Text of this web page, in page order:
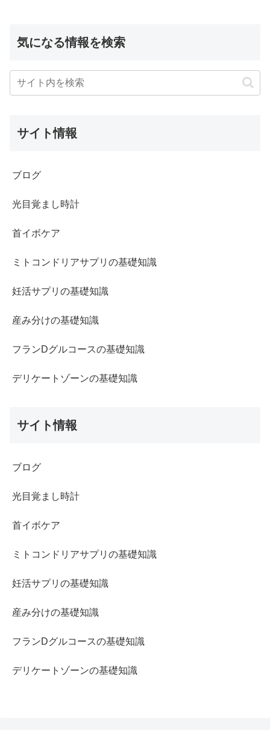
気になる情報を検索
サイト情報
ブログ
光目覚まし時計
首イボケア
ミトコンドリアサプリの基礎知識
妊活サプリの基礎知識
産み分けの基礎知識
フランDグルコースの基礎知識
デリケートゾーンの基礎知識
サイト情報
ブログ
光目覚まし時計
首イボケア
ミトコンドリアサプリの基礎知識
妊活サプリの基礎知識
産み分けの基礎知識
フランDグルコースの基礎知識
デリケートゾーンの基礎知識